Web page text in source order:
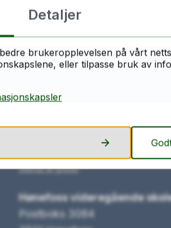
Skriv til oss
Send e-post
Hønefoss videregående
Postboks 3084
Detaljer
brukeropplevelsen på vårt
eller tilpasse bruk av